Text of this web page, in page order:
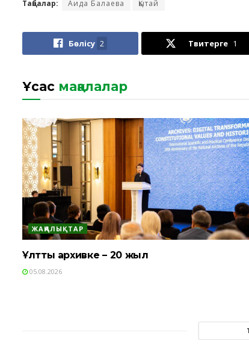
Таңбалар: Аида Балаева Қытай
Бөлісу 2 Твитерге 1
Ұқсас мақалалар
ЖАҢАЛЫҚТАР
Ұлттық архивке – 20 жыл
05.08.2026